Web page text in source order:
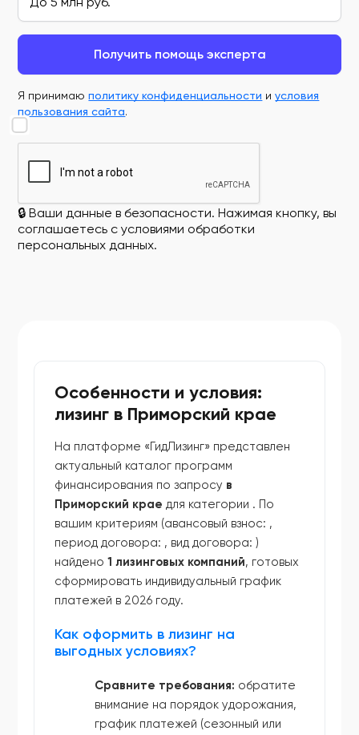
Получить помощь эксперта
Я принимаюполитику конфиденциальности иусловия
пользования сайта.
🔒 Ваши данные в безопасности. Нажимая кнопку, вы
соглашаетесь с условиями обработки
персональных данных.
Особенности и условия:
лизинг в Приморский крае
На платформе «ГидЛизинг» представлен
актуальный каталог программ
финансирования по запросу в
Приморский крае для категории . По
вашим критериям (авансовый взнос: ,
период договора: , вид договора:)
найдено1 лизинговых компаний, готовых
сформировать индивидуальный график
платежей в 2026 году.
Как оформить в лизинг на
выгодных условиях?
Сравните требования: обратите
внимание на порядок удорожания,
график платежей (сезонный или